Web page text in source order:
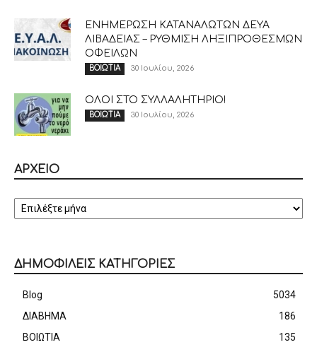
ΕΝΗΜΕΡΩΣΗ ΚΑΤΑΝΑΛΩΤΩΝ ΔΕΥΑ
ΛΙΒΑΔΕΙΑΣ – ΡΥΘΜΙΣΗ ΛΗΞΙΠΡΟΘΕΣΜΩΝ
ΟΦΕΙΛΩΝ
ΒΟΙΩΤΙΑ 30 Ιουλίου, 2026
ΟΛΟΙ ΣΤΟ ΣΥΛΛΑΛΗΤΗΡΙΟ!
ΒΟΙΩΤΙΑ 30 Ιουλίου, 2026
ΑΡΧΕΙΟ
ΔΗΜΟΦΙΛΕΙΣ ΚΑΤΗΓΟΡΙΕΣ
Blog
5034
ΔΙΑΒΗΜΑ
186
ΒΟΙΩΤΙΑ
135